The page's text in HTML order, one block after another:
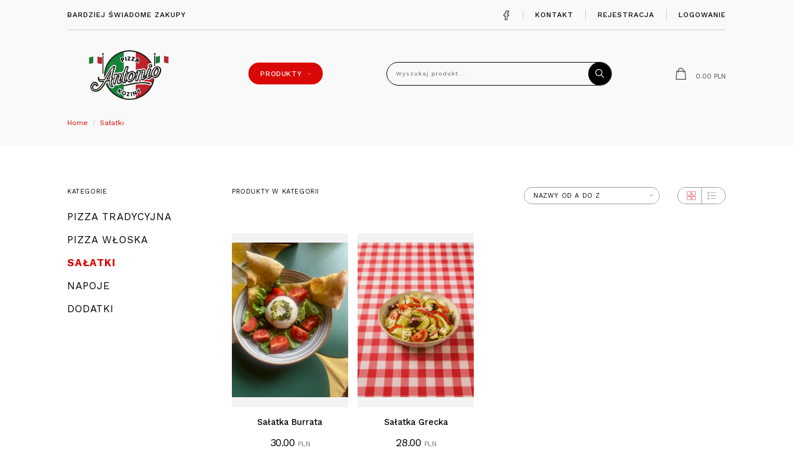
BARDZIEJ ŚWIADOME ZAKUPY KONTAKT REJESTRACJA LOGOWANIE
PRODUKTY
Wyszukaj produkt... 0.00 PLN
Home Sałatki
KATEGORIE
PIZZA TRADYCYJNA
PIZZA WŁOSKA
SAŁATKI
NAPOJE
DODATKI
PRODUKTY W KATEGORII
Sałatka Burrata
30.00 PLN
Sałatka Grecka
28.00 PLN